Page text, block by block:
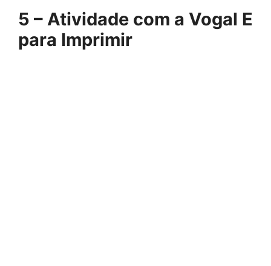
5 – Atividade com a Vogal E
para Imprimir